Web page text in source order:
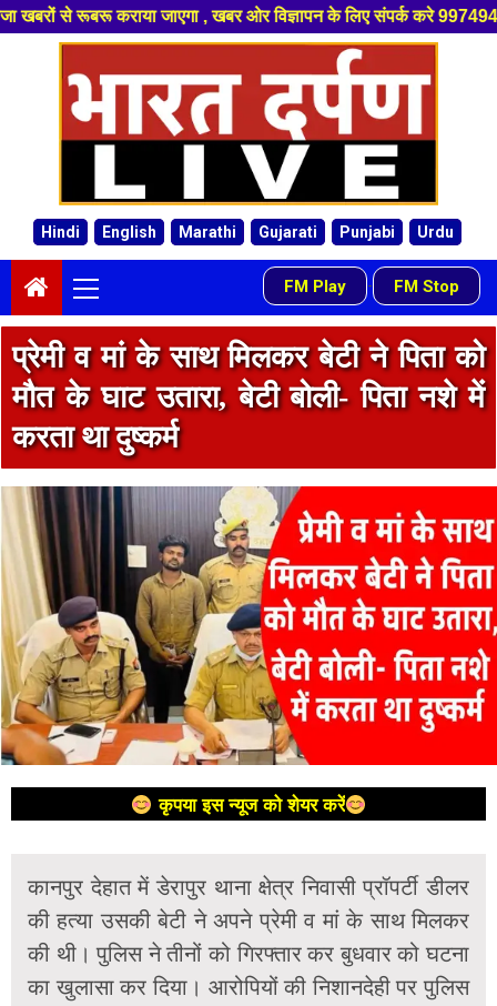
, खबर ओर विज्ञापन के लिए संपर्क करे 9974940324 8955950335
Hindi English Marathi Gujarati Punjabi Urdu
Menu
FM Play - FM Stop
प्रेमी व मां के साथ मिलकर बेटी ने पिता को
मौत के घाट उतारा, बेटी बोली- पिता नशे में
करता था दुष्कर्म
कृपया इस न्यूज को शेयर करें
कानपुर देहात में डेरापुर थाना क्षेत्र निवासी प्रॉपर्टी डीलर
की हत्या उसकी बेटी ने अपने प्रेमी व मां के साथ मिलकर
की थी। पुलिस ने तीनों को गिरफ्तार कर बुधवार को घटना
का खुलासा कर दिया। आरोपियों की निशानदेही पर पुलिस